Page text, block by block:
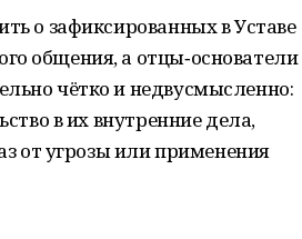
о зафиксированных в Уставе
общения, а отцы‑основатели
чётко и недвусмысленно:
в их внутренние дела,
от угрозы или применения